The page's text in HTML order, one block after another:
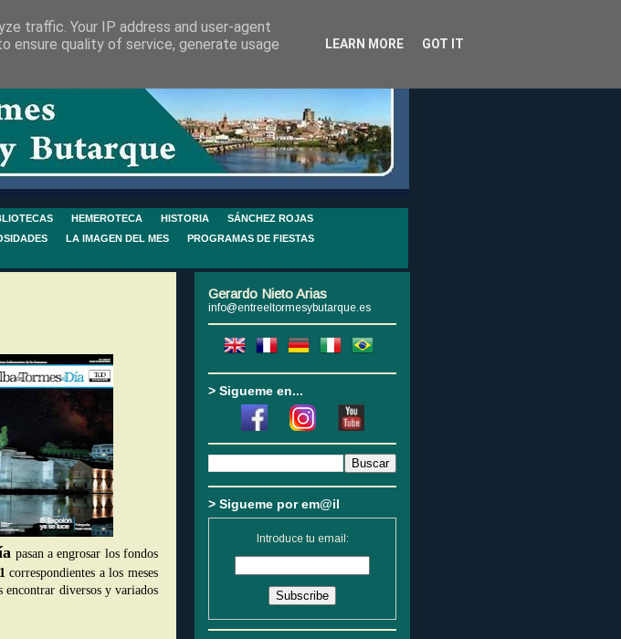
HEMEROTECA HISTORIA
SÁNCHEZ ROJAS
LA IMAGEN DEL MES
PROGRAMAS DE FIESTAS
pasan a engrosar los fondos
correspondientes a los meses
encontrar diversos y variados
Gerardo Nieto Arias
info@entreeltormesybutarque.es
> Sigueme en...
> Sigueme por em@il
Introduce tu email:
traffic. Your IP address and user-agent
ensure quality of service, generate usage
LEARN MORE GOT IT